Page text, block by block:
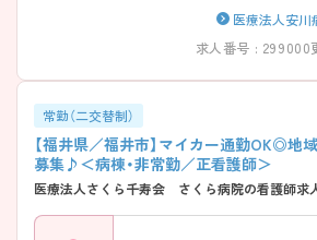
医療法人安
求人番号 : 299000
常勤（二交替制）
【福井県／福井市】マイカー通勤OK◎地
募集♪＜病棟・非常勤／正看護師＞
医療法人さくら千寿会 さくら病院の看護師求